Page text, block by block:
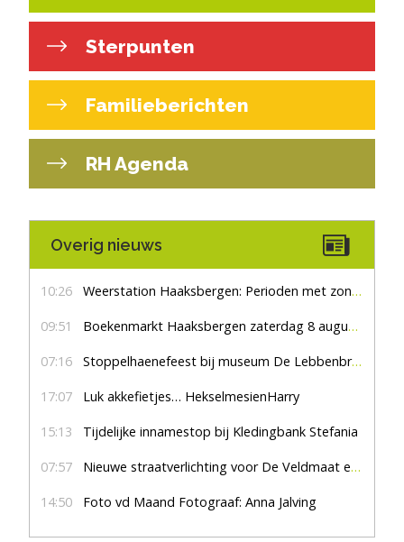
Sterpunten
Familieberichten
RH Agenda
Overig nieuws
10:26 Weerstation Haaksbergen: Perioden met zon en droog
09:51 Boekenmarkt Haaksbergen zaterdag 8 augustus, marktplein Haaksbergen
07:16 Stoppelhaenefeest bij museum De Lebbenbrugge
17:07 Luk akkefietjes… HekselmesienHarry
15:13 Tijdelijke innamestop bij Kledingbank Stefania
07:57 Nieuwe straatverlichting voor De Veldmaat en De Pas
14:50 Foto vd Maand Fotograaf: Anna Jalving